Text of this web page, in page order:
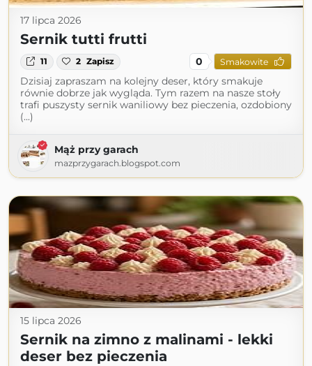
17 lipca 2026
Sernik tutti frutti
11 2 Zapisz 0 Smakowite
Dzisiaj zapraszam na kolejny deser, który smakuje
równie dobrze jak wygląda. Tym razem na nasze stoły
trafi puszysty sernik waniliowy bez pieczenia, ozdobiony
(...)
Mąż przy garach
mazprzygarach.blogspot.com
15 lipca 2026
Sernik na zimno z malinami - lekki
deser bez pieczenia